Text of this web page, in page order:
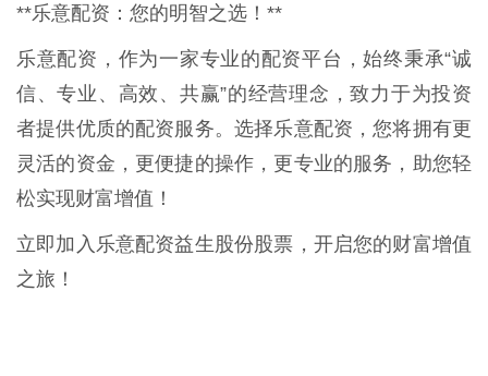
**乐意配资：您的明智之选！**
乐意配资，作为一家专业的配资平台，始终秉承“诚
信、专业、高效、共赢”的经营理念，致力于为投资
者提供优质的配资服务。选择乐意配资，您将拥有更
灵活的资金，更便捷的操作，更专业的服务，助您轻
松实现财富增值！
立即加入乐意配资益生股份股票，开启您的财富增值
之旅！